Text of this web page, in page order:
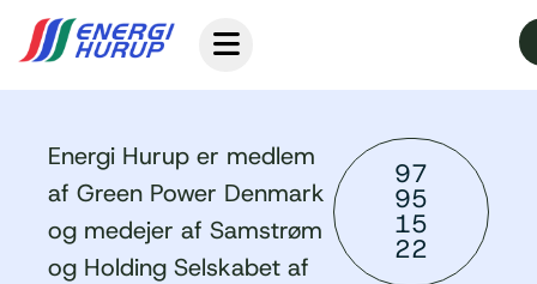
Energi Hurup er medlem
af Green Power Denmark
og medejer af Samstrøm
og Holding Selskabet af
97
95
15
22